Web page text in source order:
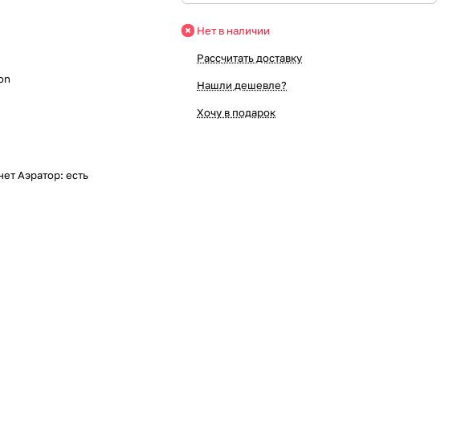
Аэратор: есть
Нет в наличии
Рассчитать доставку
Нашли дешевле?
Хочу в подарок